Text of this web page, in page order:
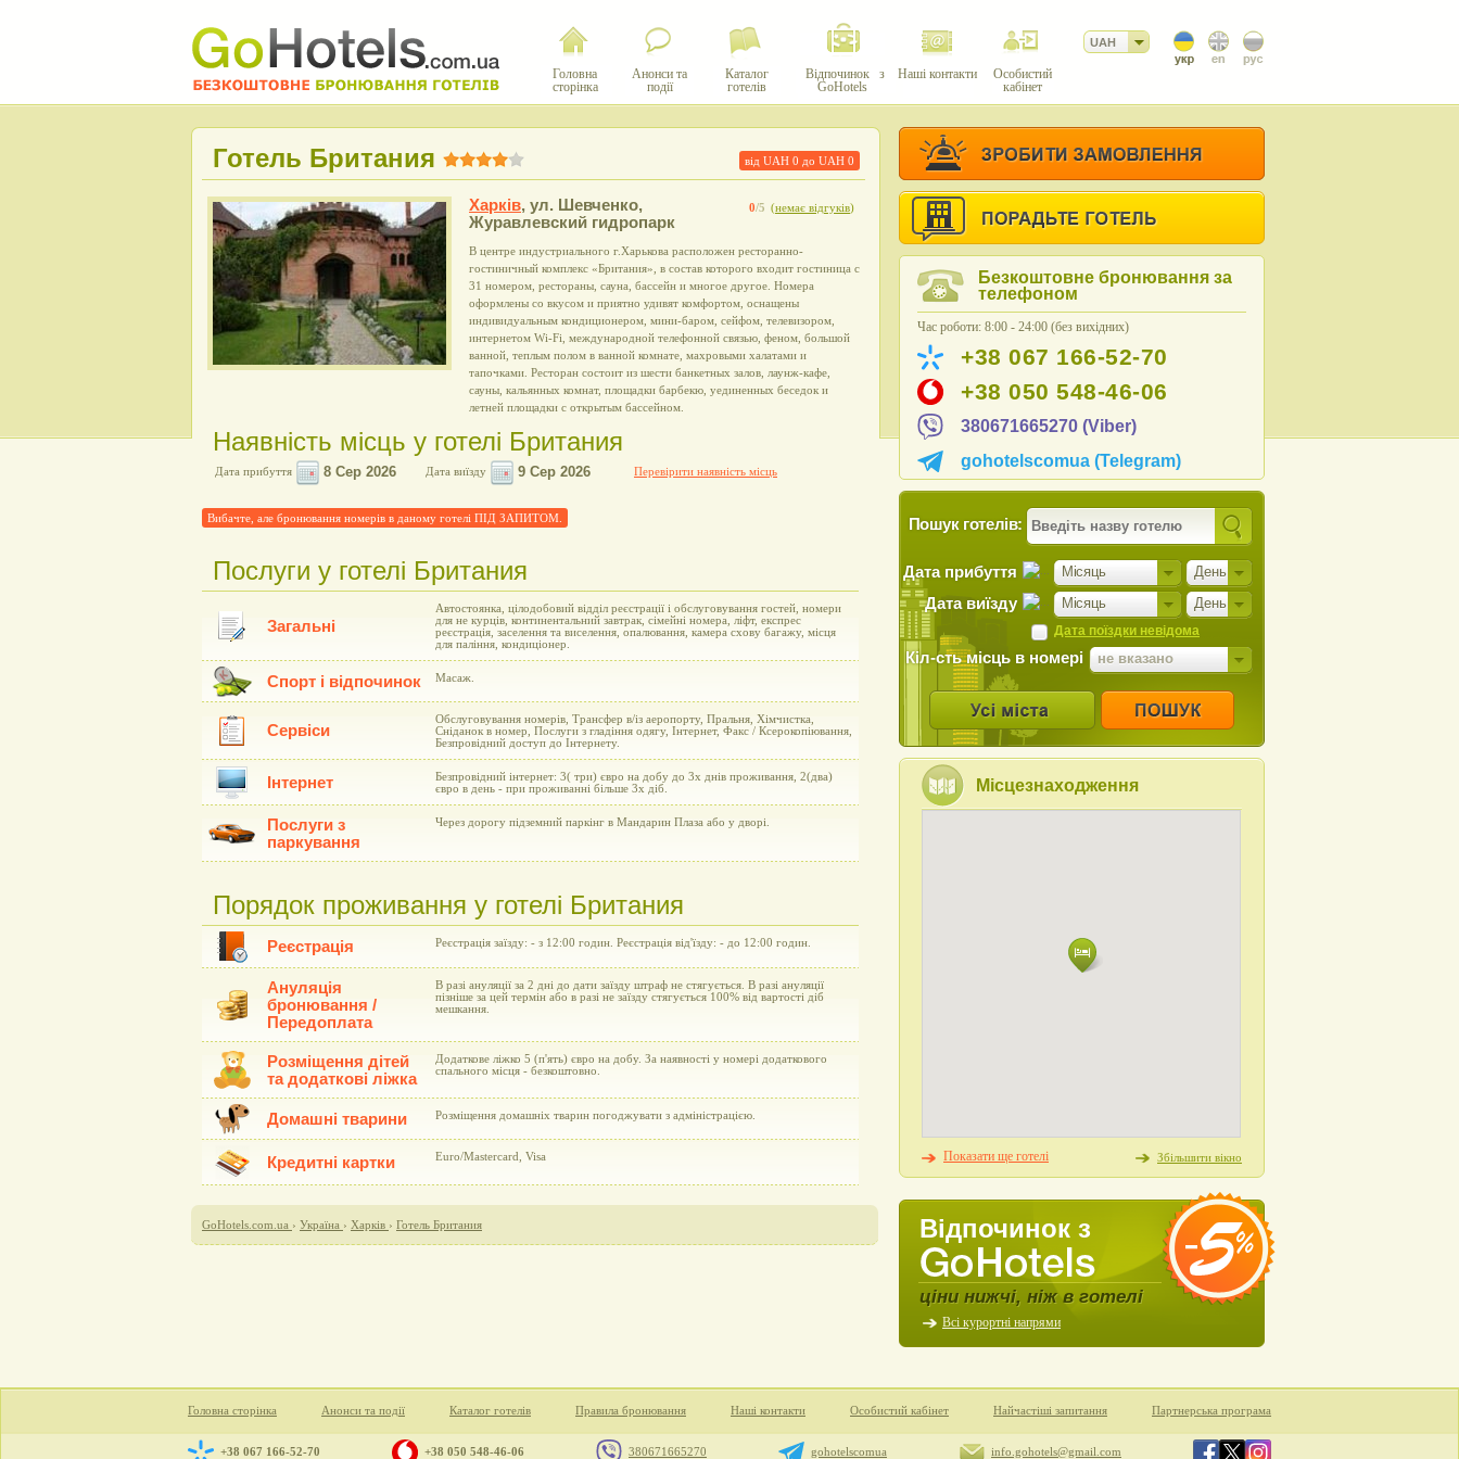
Головна
сторінка
Анонси та
події
Каталог
готелів
Відпочинок з
GoHotels
Наші контакти
Особистий
кабінет
UAH
від UAH0 до UAH0
Готель Британия
0/5 (немає відгуків)
Харків, ул. Шевченко,
Журавлевский гидропарк
В центре индустриального г.Харькова расположен ресторанно-
гостиничный комплекс «Британия», в состав которого входит гостиница с
31 номером, рестораны, сауна, бассейн и многое другое. Номера
оформлены со вкусом и приятно удивят комфортом, оснащены
индивидуальным кондиционером, мини-баром, сейфом, телевизором,
интернетом Wi-Fi, международной телефонной связью, феном, большой
ванной, теплым полом в ванной комнате, махровыми халатами и
тапочками. Ресторан состоит из шести банкетных залов, лаунж-кафе,
сауны, кальянных комнат, площадки барбекю, уединенных беседок и
летней площадки с открытым бассейном.
Наявність місць у готелі Британия
Дата прибуття Дата виїзду Перевірити наявність місць
Вибачте, але бронювання номерів в даному готелі ПІД ЗАПИТОМ.
Послуги у готелі Британия
Загальні
Автостоянка, цілодобовий відділ реєстрації і обслуговування гостей, номери
для не курців, континентальний завтрак, сімейні номера, ліфт, експрес
реєстрація, заселення та виселення, опалювання, камера схову багажу, місця
для паління, кондиціонер.
Спорт і відпочинок Масаж.
Сервіси
Обслуговування номерів, Трансфер в/із аеропорту, Пральня, Хімчистка,
Сніданок в номер, Послуги з гладіння одягу, Інтернет, Факс / Ксерокопіювання,
Безпровідний доступ до Інтернету.
Інтернет
Безпровідний інтернет: 3( три) євро на добу до 3х днів проживання, 2(два)
євро в день - при проживанні більше 3х діб.
Послуги з
паркування
Через дорогу підземний паркінг в Мандарин Плаза або у дворі.
Порядок проживання у готелі Британия
Реєстрація Реєстрація заїзду: - з 12:00 годин. Реєстрація від'їзду: - до 12:00 годин.
Ануляція
бронювання /
Передоплата
В разі ануляції за 2 дні до дати заїзду штраф не стягується. В разі ануляції
пізніше за цей термін або в разі не заїзду стягується 100% від вартості діб
мешкання.
Розміщення дітей
та додаткові ліжка
Додаткове ліжко 5 (п'ять) євро на добу. За наявності у номері додаткового
спального місця - безкоштовно.
Домашні тварини Розміщення домашніх тварин погоджувати з адміністрацією.
Кредитні картки Euro/Mastercard, Visa
GoHotels.com.ua › Україна › Харків › Готель Британия
Безкоштовне бронювання за
телефоном
Час роботи: 8:00 - 24:00 (без вихідних)
+38 067 166-52-70
+38 050 548-46-06
380671665270 (Viber)
gohotelscomua (Telegram)
Пошук готелів:
Місяць День
Дата прибуття
Місяць День
Дата виїзду
Дата поїздки невідома
Кіл-сть місць в номері не вказано
Місцезнаходження
Показати ще готелі Збільшити вікно
Відпочинок з
ціни нижчі, ніж в готелі
Всі курортні напрями
Головна сторінка Анонси та події Каталог готелів Правила бронювання Наші контакти Особистий кабінет Найчастіші запитання Партнерська програма
+38 067 166-52-70 +38 050 548-46-06 380671665270 gohotelscomua info.gohotels@gmail.com